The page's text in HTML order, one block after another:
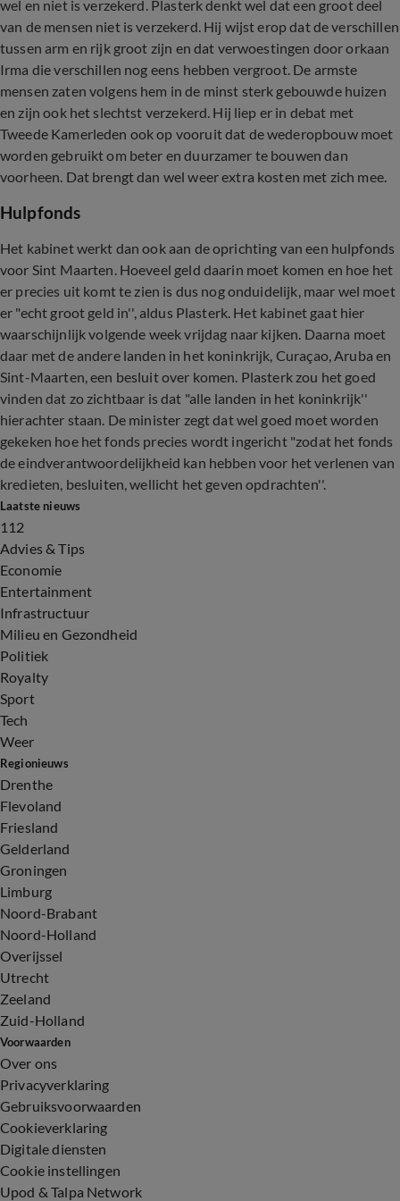
wel en niet is verzekerd. Plasterk denkt wel dat een groot deel
van de mensen niet is verzekerd. Hij wijst erop dat de verschillen
tussen arm en rijk groot zijn en dat verwoestingen door orkaan
Irma die verschillen nog eens hebben vergroot. De armste
mensen zaten volgens hem in de minst sterk gebouwde huizen
en zijn ook het slechtst verzekerd. Hij liep er in debat met
Tweede Kamerleden ook op vooruit dat de wederopbouw moet
worden gebruikt om beter en duurzamer te bouwen dan
voorheen. Dat brengt dan wel weer extra kosten met zich mee.
Hulpfonds
Het kabinet werkt dan ook aan de oprichting van een hulpfonds
voor Sint Maarten. Hoeveel geld daarin moet komen en hoe het
er precies uit komt te zien is dus nog onduidelijk, maar wel moet
er "echt groot geld in'', aldus Plasterk. Het kabinet gaat hier
waarschijnlijk volgende week vrijdag naar kijken. Daarna moet
daar met de andere landen in het koninkrijk, Curaçao, Aruba en
Sint-Maarten, een besluit over komen. Plasterk zou het goed
vinden dat zo zichtbaar is dat "alle landen in het koninkrijk''
hierachter staan. De minister zegt dat wel goed moet worden
gekeken hoe het fonds precies wordt ingericht "zodat het fonds
de eindverantwoordelijkheid kan hebben voor het verlenen van
kredieten, besluiten, wellicht het geven opdrachten''.
Laatste nieuws
112
Advies & Tips
Economie
Entertainment
Infrastructuur
Milieu en Gezondheid
Politiek
Royalty
Sport
Tech
Weer
Regionieuws
Drenthe
Flevoland
Friesland
Gelderland
Groningen
Limburg
Noord-Brabant
Noord-Holland
Overijssel
Utrecht
Zeeland
Zuid-Holland
Voorwaarden
Over ons
Privacyverklaring
Gebruiksvoorwaarden
Cookieverklaring
Digitale diensten
Cookie instellingen
Upod & Talpa Network